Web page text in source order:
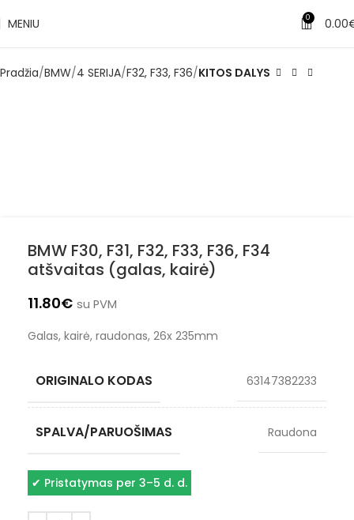
MENIU 0 0.00
Pradžia BMW 4 SERIJA F32, F33, F36 KITOS DALYS
BMW F30, F31, F32, F33, F36, F34
atšvaitas (galas, kairė)
11.80€ su PVM
Galas, kairė, raudonas, 26x 235mm
ORIGINALO KODAS 63147382233
SPALVA/PARUOŠIMAS Raudona
✔ Pristatymas per 3–5 d. d.